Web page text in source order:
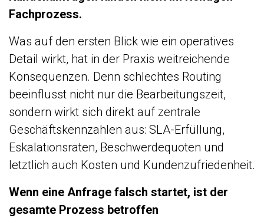
Fachprozess.
Was auf den ersten Blick wie ein operatives
Detail wirkt, hat in der Praxis weitreichende
Konsequenzen. Denn schlechtes Routing
beeinflusst nicht nur die Bearbeitungszeit,
sondern wirkt sich direkt auf zentrale
Geschäftskennzahlen aus: SLA-Erfüllung,
Eskalationsraten, Beschwerdequoten und
letztlich auch Kosten und Kundenzufriedenheit.
Wenn eine Anfrage falsch startet, ist der
gesamte Prozess betroffen